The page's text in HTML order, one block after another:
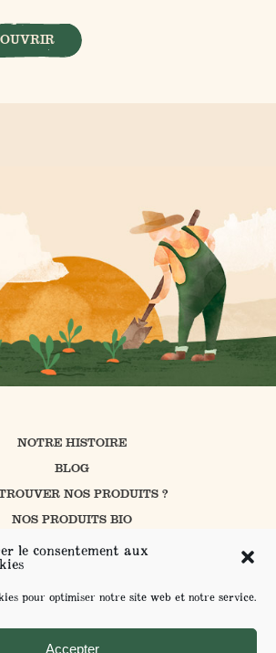
le consentement aux
pour optimiser notre site web et notre service.
Accepter
NOTRE HISTOIRE
BLOG
NOS PRODUITS ?
NOS PRODUITS BIO
AVEC PROSAIN
NOS ENGAGEMENTS
CONTACT
VOS SUGGESTIONS